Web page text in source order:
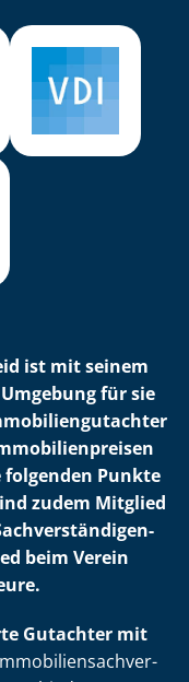
ist mit seinem
für sie
folgenden Punkte
zudem Mitglied
beim Verein
Gutachter mit